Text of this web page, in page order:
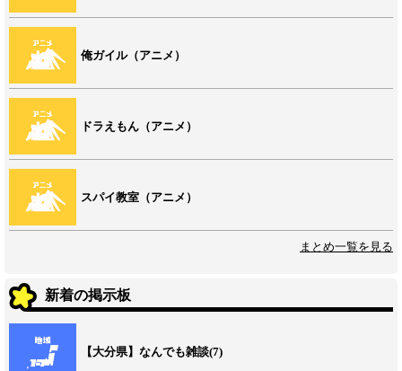
俺ガイル（アニメ）
ドラえもん（アニメ）
スパイ教室（アニメ）
まとめ一覧を見る
新着の掲示板
【大分県】なんでも雑談(7)